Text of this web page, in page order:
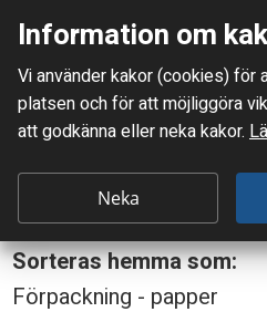
Mellanskånes Renhållnings AB
Du är här: Blompapper
B
o
m
Blompapper
Sorteras hemma som:
Förpackning - papper
Information om
Vi använder kakor (cookies)
platsen och för att möjlig­göra
att godkänna eller neka kakor.
Neka